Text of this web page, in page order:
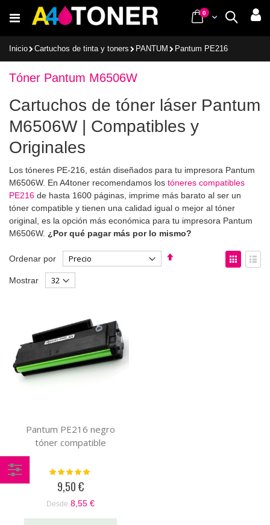
al
Buscar
Cart
0items
Inicio Cartuchos de tinta y toners PANTUM Pantum PE216
Tóner Pantum M6506W
Cartuchos de tóner láser Pantum
M6506W | Compatibles y
Originales
Los tóneres PE-216, están diseñados para tu impresora Pantum
M6506W. En A4toner recomendamos los tóneres compatibles
PE216 de hasta 1600 páginas, imprime más barato al ser un
tóner compatible y tienen una calidad igual o mejor al tóner
original, es la opción más económica para tu impresora Pantum
M6506W. ¿Por qué pagar más por lo mismo?
Ordenar por
Fijar
Ver
como
Mostrar
Pantum PE216 negro
tóner compatible
Valoración:
9,50 €
Desde 8,55 €
Comprar